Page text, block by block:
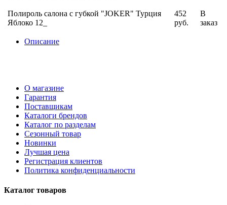
Полироль cалона с губкой "JOKER" Турция
Яблоко 12_
452
руб.
В
заказ
Описание
О магазине
Гарантия
Поставщикам
Каталоги брендов
Каталог по разделам
Сезонный товар
Новинки
Лучшая цена
Регистрация клиентов
Политика конфиденциальности
Каталог товаров